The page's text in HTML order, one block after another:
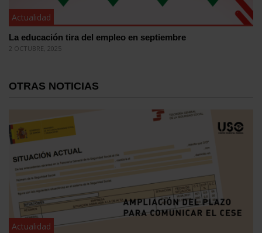
Actualidad
La educación tira del empleo en septiembre
2 OCTUBRE, 2025
OTRAS NOTICIAS
Actualidad